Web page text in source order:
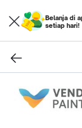
Belanja di
setiap hari!